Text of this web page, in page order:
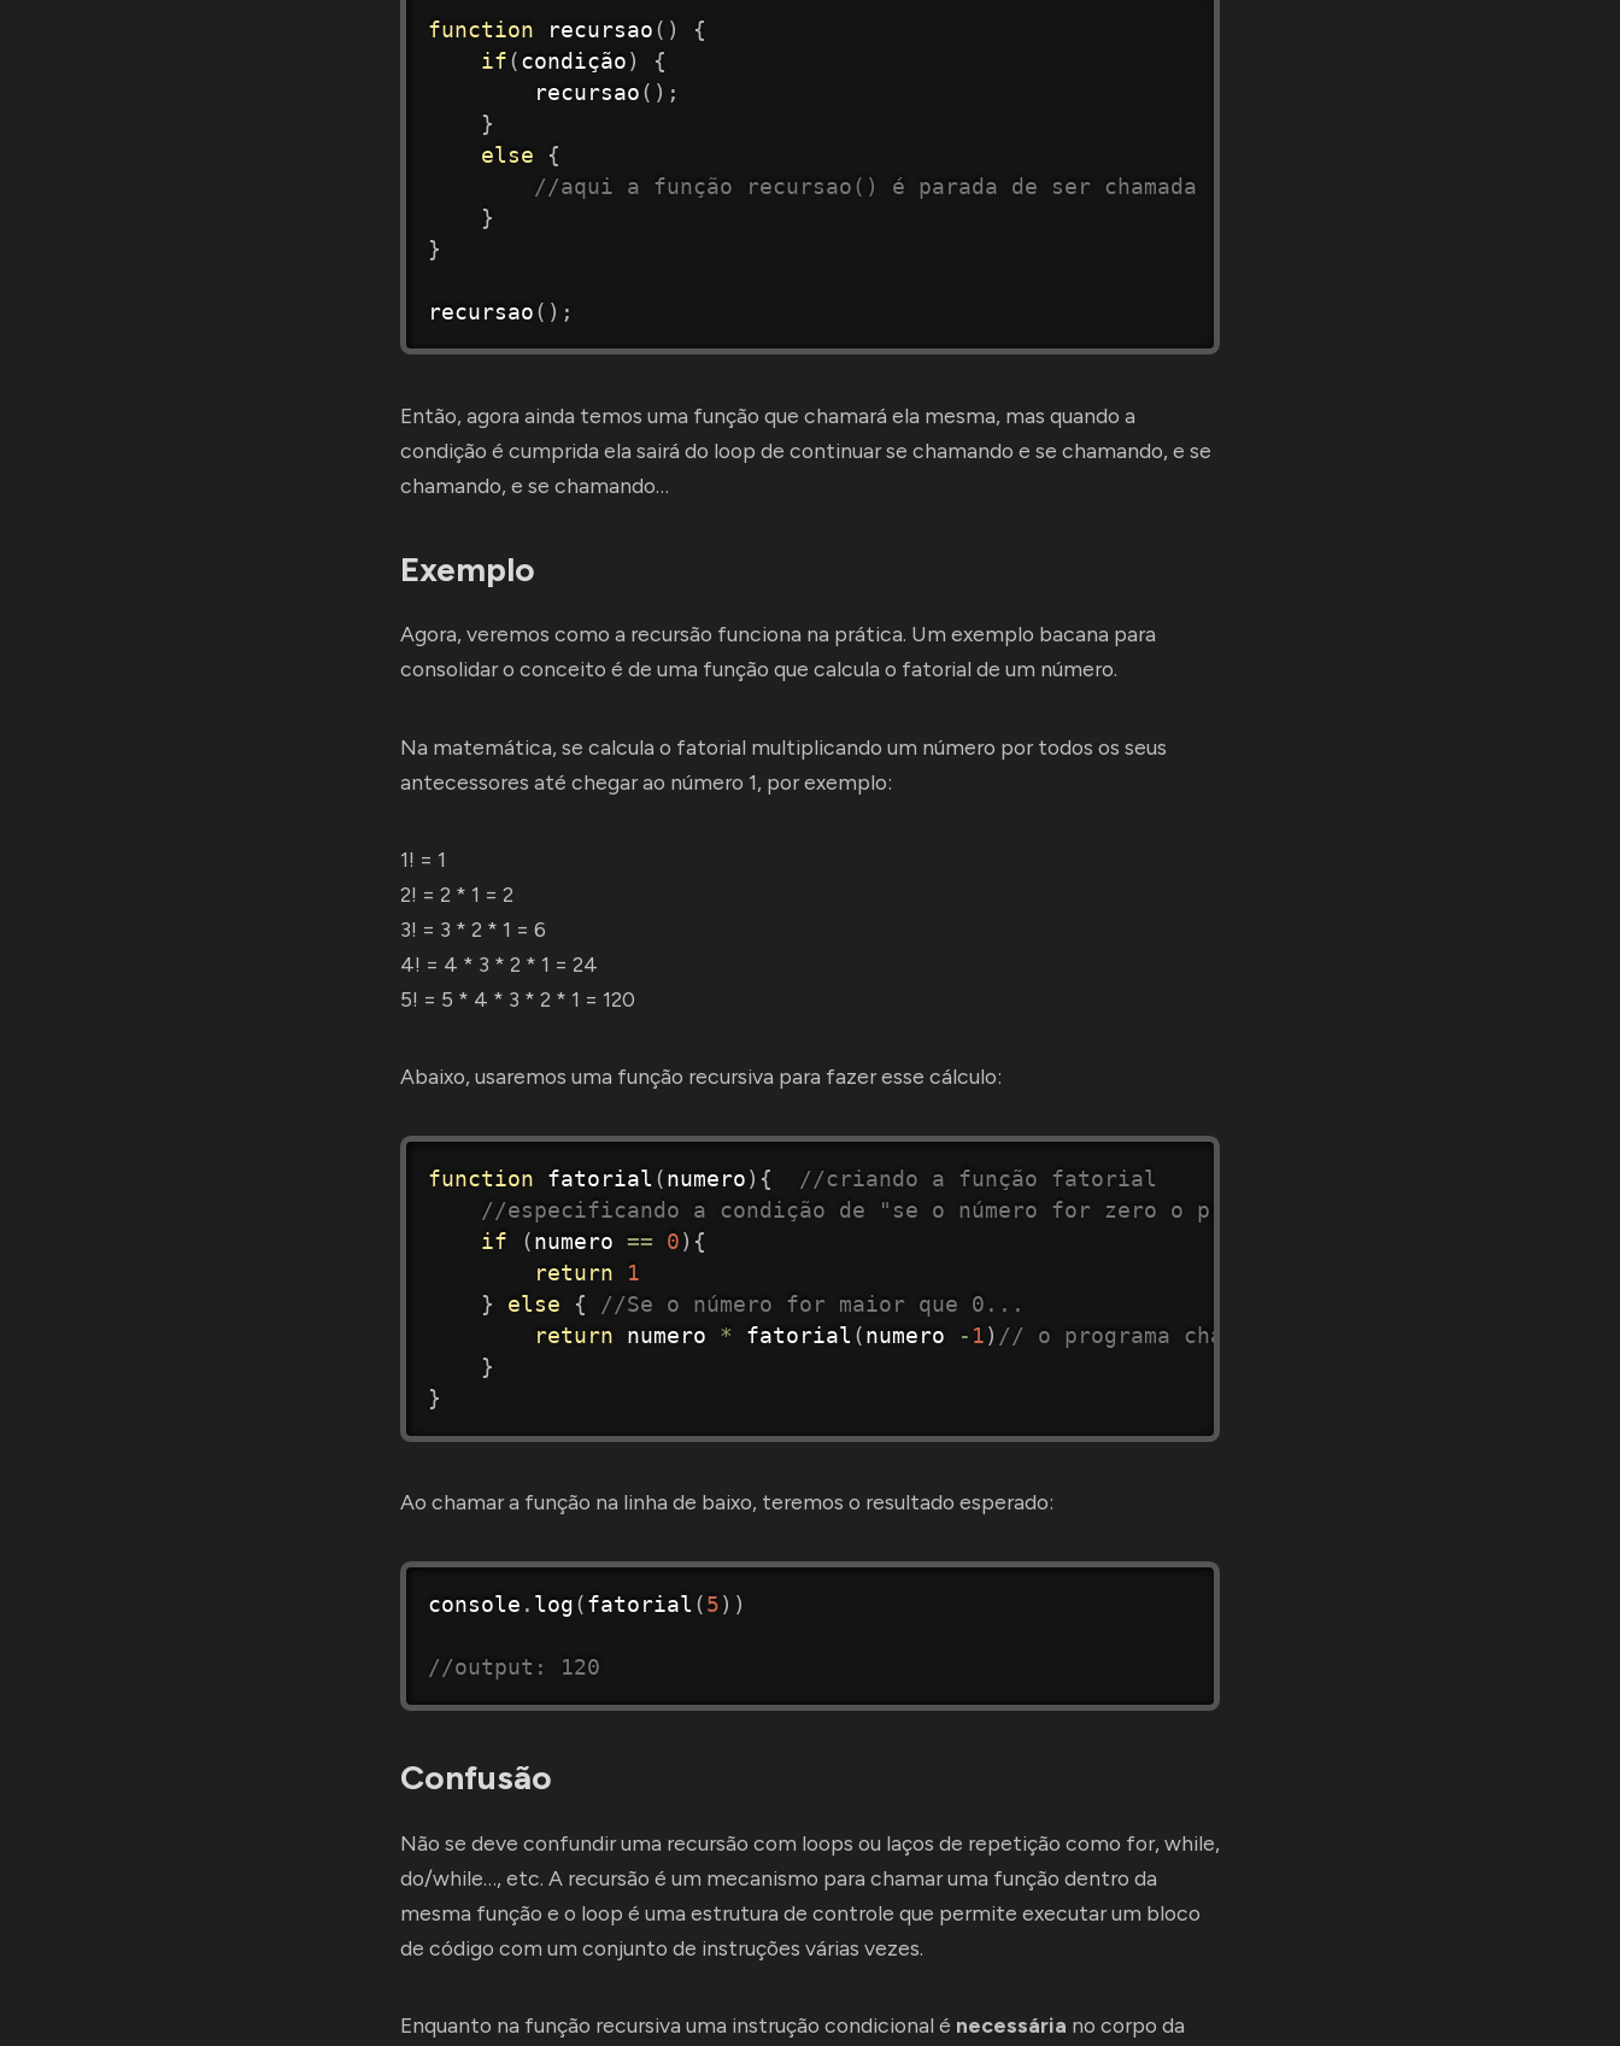
function recursao ( )
{
if ( condição )
{
recursao ( ) ;
}
else
{
//aqui a função recursao() é parada de ser chamada
}
}
recursao ( ) ;
Então, agora ainda temos uma função que chamará ela mesma, mas quando a
condição é cumprida ela sairá do loop de continuar se chamando e se chamando, e se
chamando, e se chamando…
Exemplo
Agora, veremos como a recursão funciona na prática. Um exemplo bacana para
consolidar o conceito é de uma função que calcula o fatorial de um número.
Na matemática, se calcula o fatorial multiplicando um número por todos os seus
antecessores até chegar ao número 1, por exemplo:
1! = 1
2! = 2 * 1 = 2
3! = 3 * 2 * 1 = 6
4! = 4 * 3 * 2 * 1 = 24
5! = 5 * 4 * 3 * 2 * 1 = 120
Abaixo, usaremos uma função recursiva para fazer esse cálculo:
function fatorial ( numero ) {
//criando a função fatorial
//especificando a condição de "se o número for zero o programa retornará 1."
if
( numero == 0 ) {
return
1
}
else {
//Se o número for maior que 0...
return numero * fatorial ( numero - 1 ) // o programa chamará a si mesmo
}
}
Ao chamar a função na linha de baixo, teremos o resultado esperado:
console . log ( fatorial ( 5 ) )
//output: 120
Confusão
Não se deve confundir uma recursão com loops ou laços de repetição como for, while,
do/while…, etc. A recursão é um mecanismo para chamar uma função dentro da
mesma função e o loop é uma estrutura de controle que permite executar um bloco
de código com um conjunto de instruções várias vezes.
Enquanto na função recursiva uma instrução condicional é necessária no corpo da